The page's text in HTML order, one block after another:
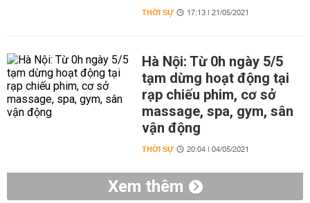
THỜI SỰ 17:13 | 21/05/2021
Hà Nội: Từ 0h ngày 5/5
tạm dừng hoạt động tại
rạp chiếu phim, cơ sở
massage, spa, gym, sân
vận động
THỜI SỰ 20:04 | 04/05/2021
Xem thêm